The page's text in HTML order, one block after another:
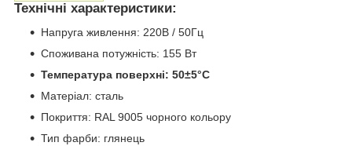
Технічні характеристики:
Напруга живлення: 220В / 50Гц
Споживана потужність: 155 Вт
Температура поверхні: 50±5°C
Матеріал: сталь
Покриття: RAL 9005 чорного кольору
Тип фарби: глянець